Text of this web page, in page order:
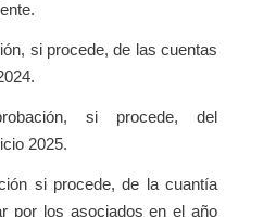
si procede, de las cuentas
si procede, del
2025.
si procede, de la cuantía
por los asociados en el año